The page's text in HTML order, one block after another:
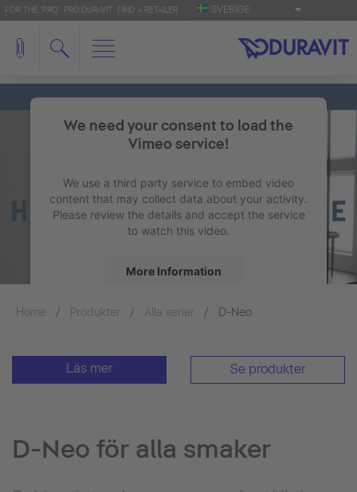
FOR THE 'PRO': PRO.DURAVIT FIND A RETAILER SVERIGE
We need your consent to load the
Vimeo service!
We use a third party service to embed video
content that may collect data about your activity.
Please review the details and accept the service
to watch this video.
More Information
Accept
Home Produkter Alla serier D-Neo
Läs mer Se produkter
D-Neo för alla smaker